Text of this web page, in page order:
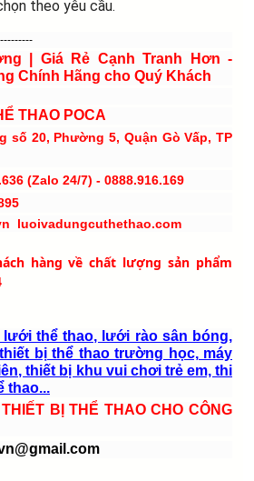
theo yêu cầu.
| Giá Rẻ Cạnh Tranh Hơn -
Chính Hãng cho Quý Khách
THAO POCA
số 20, Phường 5, Quận Gò Vấp, TP
(Zalo 24/7) - 0888.916.169
luoivadungcuthethao.com
hàng về chất lượng sản phẩm
thể thao, lưới rào sân bóng,
bị thể thao trường học, máy
thiết bị khu vui chơi trẻ em, thi
thao...
BỊ THỂ THAO CHO CÔNG